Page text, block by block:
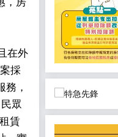
，房
在外
採
，
眾
賃